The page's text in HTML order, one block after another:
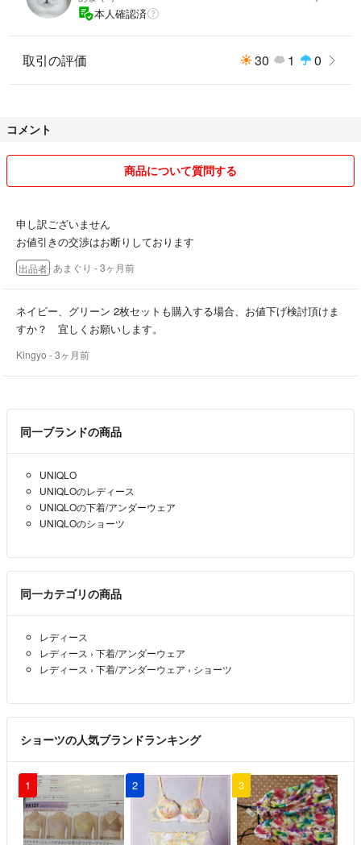
本人確認済
取引の評価 30 1 0
コメント
商品について質問する
申し訳ございません
お値引きの交渉はお断りしております
出品者 あまぐり - 3ヶ月前
ネイビー、グリーン 2枚セットも購入する場合、お値下げ検討頂けま
すか？ 宜しくお願いします。
Kingyo - 3ヶ月前
同一ブランドの商品
UNIQLO
UNIQLOのレディース
UNIQLOの下着/アンダーウェア
UNIQLOのショーツ
同一カテゴリの商品
レディース
レディース › 下着/アンダーウェア
レディース › 下着/アンダーウェア › ショーツ
ショーツの人気ブランドランキング
1 2 3